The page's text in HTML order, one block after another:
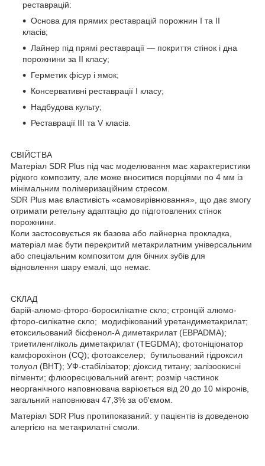
реставрацій:
Основа для прямих реставрацій порожнин I та II
класів;
Лайнер під прямі реставрації — покриття стінок і дна
порожнини за II класу;
Герметик фісур і ямок;
Консервативні реставрації I класу;
Надбудова культу;
Реставрації III та V класів.
СВІЙСТВА
Матеріал SDR Plus під час моделювання має характеристики
рідкого композиту, але може вноситися порціями по 4 мм із
мінімальним полімеризаційним стресом.
SDR Plus має властивість «самовирівнювання», що дає змогу
отримати ретельну адаптацію до підготовлених стінок
порожнини.
Коли застосовується як базова або лайнерна прокладка,
матеріал має бути перекритий метакрилатним універсальним
або спеціальним композитом для бічних зубів для
відновлення шару емалі, що немає.
СКЛАД
барій-алюмо-фторо-боросилікатне скло; стронцій алюмо-
фторо-силікатне скло; модифікований уретандиметакрилат;
етоксильований бісфенол-А диметакрилат (EBPADMA);
триетиленгліколь диметакрилат (TEGDMA); фотоніціонатор
камфорохінон (CQ); фотоакселер; бутильований гідроксил
толуол (BHT); УФ-стабілізатор; діоксид титану; залізоокисні
пігменти; флюоресцювальний агент; розмір частинок
неорганічного наповнювача варіюється від 20 до 10 мікронів,
загальний наповнювач 47,3% за об'ємом.
Матеріал SDR Plus протипоказаний: у пацієнтів із доведеною
алергією на метакрилатні смоли.